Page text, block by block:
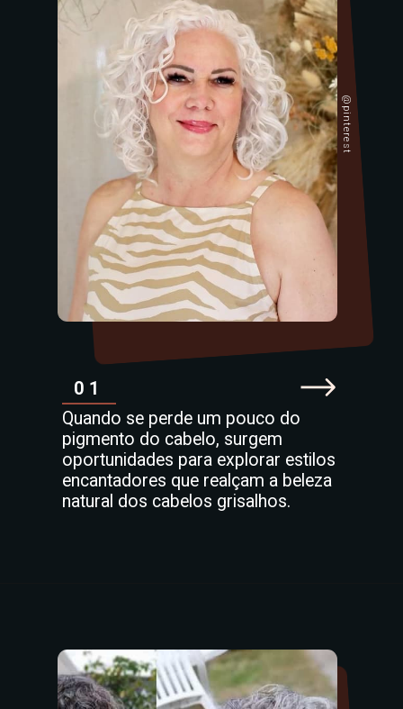
01
Quando se perde um pouco do
pigmento do cabelo, surgem
oportunidades para explorar estilos
encantadores que realçam a beleza
natural dos cabelos grisalhos.
@pinterest